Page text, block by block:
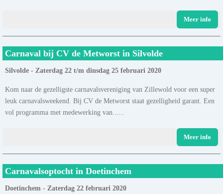
Meer info
Carnaval bij CV de Metworst in Silvolde
Silvolde - Zaterdag 22 t/m dinsdag 25 februari 2020
Kom naar de gezelligste carnavalsvereniging van Zillewold voor een super
leuk carnavalsweekend. Bij CV de Metworst staat gezelligheid garant. Een
vol programma met medewerking van......
Meer info
Carnavalsoptocht in Doetinchem
Doetinchem - Zaterdag 22 februari 2020